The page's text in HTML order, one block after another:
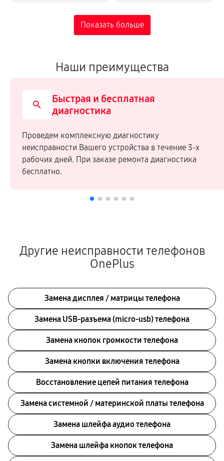
Наши преимущества
Быстрая и бесплатная
диагностика
Проведем комплексную диагностику
неисправности Вашего устройства в течение 3-х
рабочих дней. При заказе ремонта диагностика
бесплатно.
Другие неисправности телефонов
OnePlus
Замена дисплея / матрицы телефона
Замена USB-разъема (micro-usb) телефона
Замена кнопок громкости телефона
Замена кнопки включения телефона
Восстановление цепей питания телефона
Замена системной / материнской платы телефона
Замена шлейфа аудио телефона
Замена шлейфа кнопок телефона